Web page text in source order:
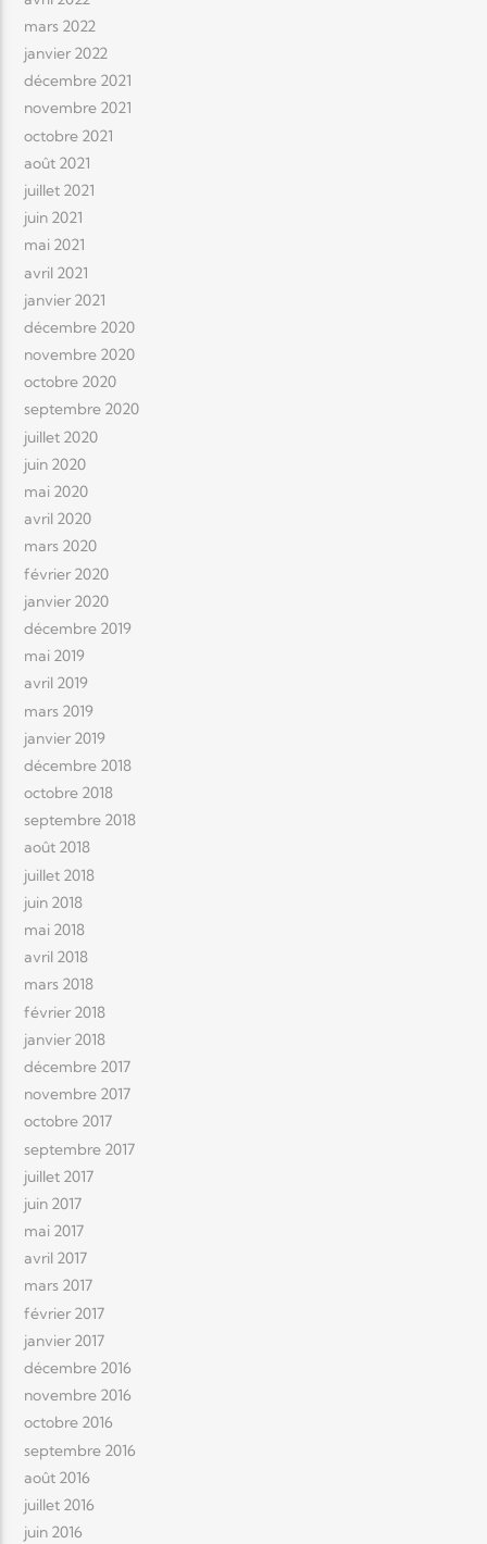
mars 2022
janvier 2022
décembre 2021
novembre 2021
octobre 2021
août 2021
juillet 2021
juin 2021
mai 2021
avril 2021
janvier 2021
décembre 2020
novembre 2020
octobre 2020
septembre 2020
juillet 2020
juin 2020
mai 2020
avril 2020
mars 2020
février 2020
janvier 2020
décembre 2019
mai 2019
avril 2019
mars 2019
janvier 2019
décembre 2018
octobre 2018
septembre 2018
août 2018
juillet 2018
juin 2018
mai 2018
avril 2018
mars 2018
février 2018
janvier 2018
décembre 2017
novembre 2017
octobre 2017
septembre 2017
juillet 2017
juin 2017
mai 2017
avril 2017
mars 2017
février 2017
janvier 2017
décembre 2016
novembre 2016
octobre 2016
septembre 2016
août 2016
juillet 2016
juin 2016